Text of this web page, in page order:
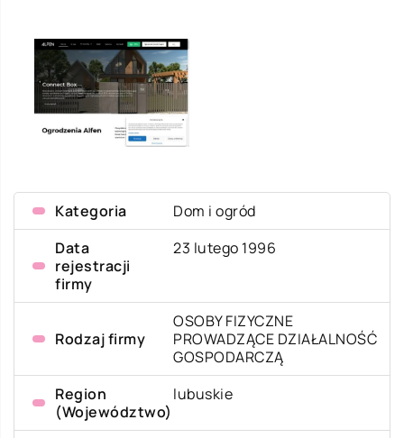
Kategoria
Dom i ogród
Data
rejestracji
firmy
23 lutego 1996
Rodzaj firmy
OSOBY FIZYCZNE
PROWADZĄCE DZIAŁALNOŚĆ
GOSPODARCZĄ
Region
(Województwo)
lubuskie